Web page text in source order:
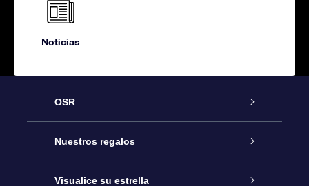
Noticias
OSR
Atención
Contáctanos
Nuestros regalos
Regalo Estrella Online
Visualice su estrella